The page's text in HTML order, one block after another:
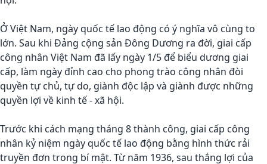
Ở Việt Nam, ngày quốc tế lao động có ý nghĩa vô cùng to
lớn. Sau khi Đảng cộng sản Đông Dương ra đời, giai cấp
công nhân Việt Nam đã lấy ngày 1/5 để biểu dương giai
cấp, làm ngày đỉnh cao cho phong trào công nhân đòi
quyền tự chủ, tự do, giành độc lập và giành được những
quyền lợi về kinh tế - xã hội.
Trước khi cách mạng tháng 8 thành công, giai cấp công
nhân kỷ niệm ngày quốc tế lao động bằng hình thức rải
truyền đơn trong bí mật. Từ năm 1936, sau thắng lợi của